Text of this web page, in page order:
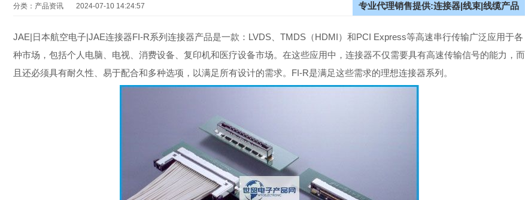
分类：产品资讯 2024-07-10 14:24:57 专业代理销售提供:连接器|线束|线缆产品
JAE|日本航空电子|JAE连接器FI-R系列连接器产品是一款：LVDS、TMDS（HDMI）和PCI Express等高速串行传输广泛应用于各
种市场，包括个人电脑、电视、消费设备、复印机和医疗设备市场。在这些应用中，连接器不仅需要具有高速传输信号的能力，而
且还必须具有耐久性、易于配合和多种选项，以满足所有设计的需求。FI-R是满足这些需求的理想连接器系列。